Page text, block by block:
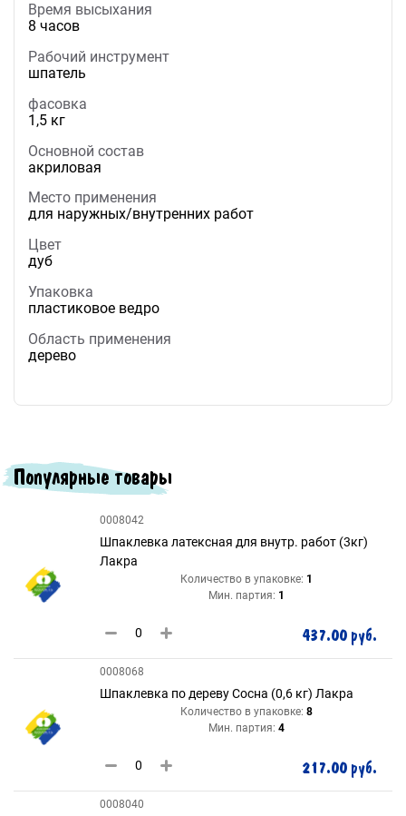
Время высыхания
8 часов
Рабочий инструмент
шпатель
фасовка
1,5 кг
Основной состав
акриловая
Место применения
для наружных/внутренних работ
Цвет
дуб
Упаковка
пластиковое ведро
Область применения
дерево
Популярные товары
0008042
Шпаклевка латексная для внутр. работ (3кг)
Лакра
Количество в упаковке: 1
Мин. партия: 1
437.00 руб.
0008068
Шпаклевка по дереву Сосна (0,6 кг) Лакра
Количество в упаковке: 8
Мин. партия: 4
217.00 руб.
0008040